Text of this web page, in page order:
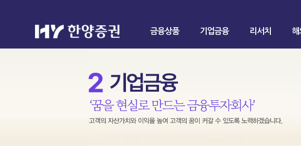
금융상품 기업금융 리서치 해